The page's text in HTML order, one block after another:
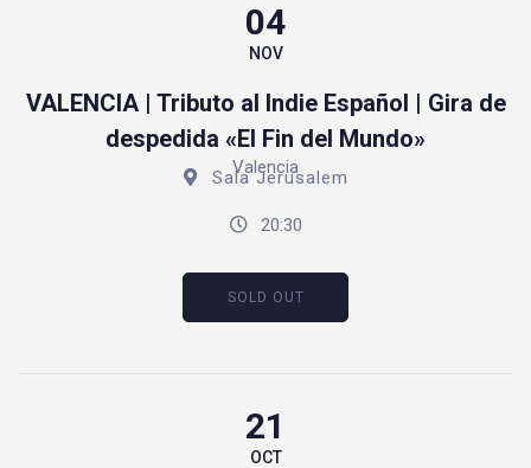
04
NOV
VALENCIA | Tributo al Indie Español | Gira de
despedida «El Fin del Mundo»
Valencia
Sala Jerusalem
20:30
SOLD OUT
21
OCT